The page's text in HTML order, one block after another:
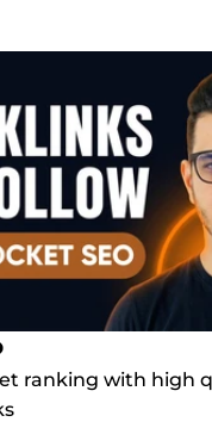
ranking with high